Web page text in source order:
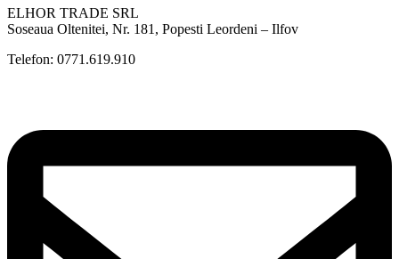
ELHOR TRADE SRL
Soseaua Oltenitei, Nr. 181, Popesti Leordeni – Ilfov
Telefon: 0771.619.910